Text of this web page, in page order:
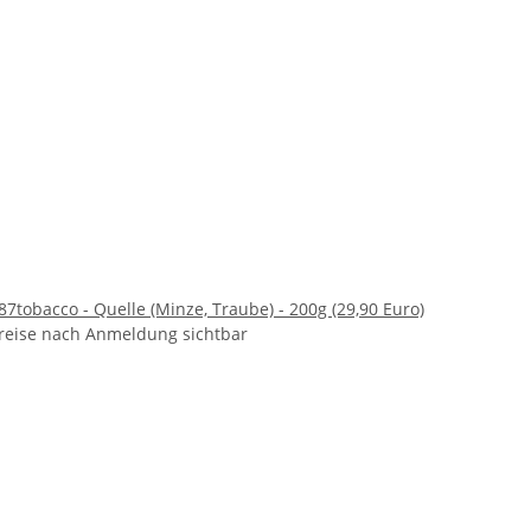
- Quelle (Minze, Traube) - 200g (29,90 Euro)
nach Anmeldung sichtbar